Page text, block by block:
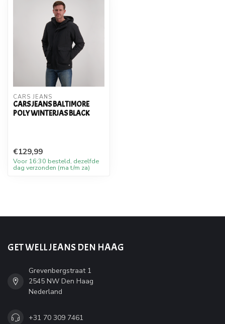
CARS JEANS
CARS JEANS BALTIMORE
POLY WINTERJAS BLACK
€129,99
Voor 16:30 besteld, dezelfde
dag verzonden (ma t/m za)
GET WELL JEANS DEN HAAG
Grevenbergstraat 1
2545 NW Den Haag
Nederland
+31 70 309 7461